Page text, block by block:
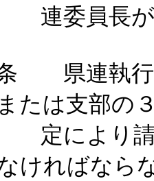
長が召
県連執行
たは支部の
請求し
ければなら